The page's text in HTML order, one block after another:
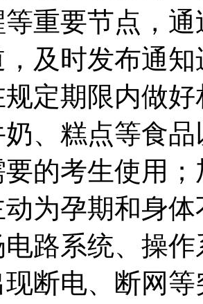
重要节点，
及时发布通
定期限内做
、糕点等食
要的考生使用
动为孕期和身
路系统、操
断电、断网